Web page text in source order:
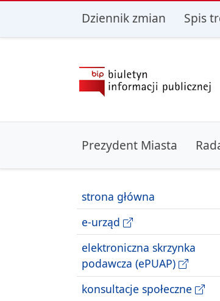
przejdź do głównego menu
Dziennik zmian Spis
Prezydent Miasta
strona główna
e-urząd
elektroniczna skrzynka
podawcza (ePUAP)
konsultacje społeczne